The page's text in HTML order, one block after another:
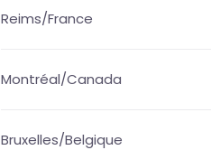
Reims/France
Montréal/Canada
Bruxelles/Belgique